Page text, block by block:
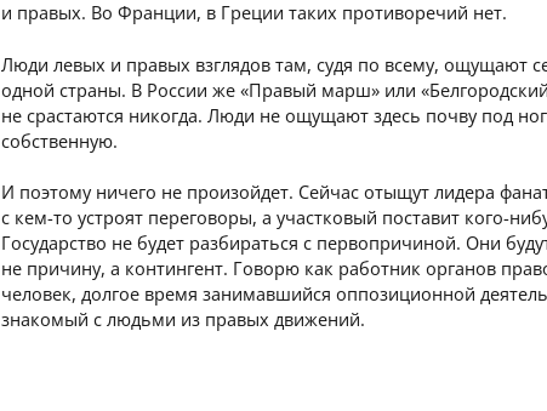
и правых. Во Франции, в Греции таких противоречий нет.
Люди левых и правых взглядов там, судя по всему, ощущают
одной страны. В России же «Правый марш» или
не срастаются никогда. Люди не ощущают здесь почву под
собственную.
И поэтому ничего не произойдет. Сейчас отыщут лидера
с кем-то устроят переговоры, а участковый поставит кого-
Государство не будет разбираться с первопричиной. Они
не причину, а контингент. Говорю как работник органов
человек, долгое время занимавшийся оппозиционной
знакомый с людьми из правых движений.